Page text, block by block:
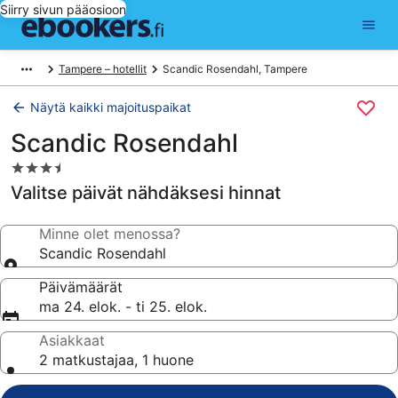
Siirry sivun pääosioon
Tampere – hotellit Scandic Rosendahl, Tampere
Näytä kaikki majoituspaikat
Scandic Rosendahl
3.5
tähden
majoituspaikka
Valitse päivät nähdäksesi hinnat
Minne olet menossa?
Scandic Rosendahl
Päivämäärät
ma 24. elok. - ti 25. elok.
Asiakkaat
2 matkustajaa, 1 huone